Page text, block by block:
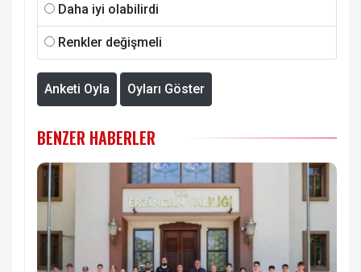
Daha iyi olabilirdi
Renkler değişmeli
Anketi Oyla Oyları Göster
BENZER HABERLER